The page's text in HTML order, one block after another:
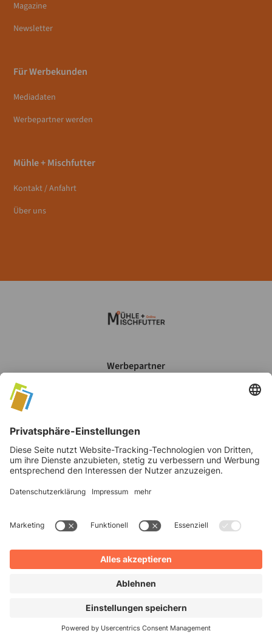
Magazine
Newsletter
Für Werbekunden
Mediadaten
Werbepartner werden
Mühle + Mischfutter
Kontakt / Anfahrt
Über uns
Werbepartner
Datenschutz
AGB's